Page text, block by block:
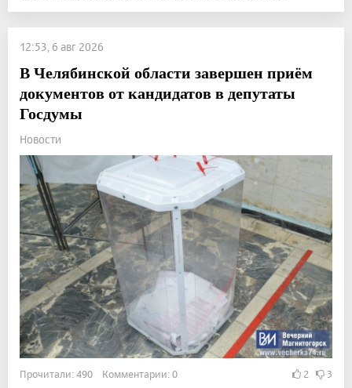
12:53, 6 авг 2026
В Челябинской области завершен приём
документов от кандидатов в депутаты
Госдумы
Новости
Прочитали: 490 Комментарии: 0 2 3